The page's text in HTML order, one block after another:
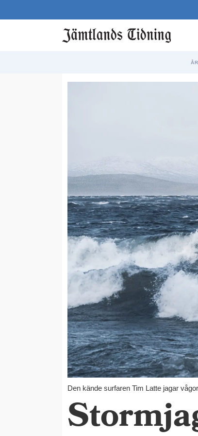
Den kände surfaren Tim Latte jagar